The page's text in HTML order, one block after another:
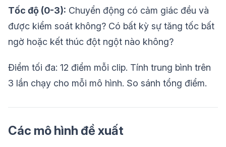
Tốc độ (0-3): Chuyển động có cảm giác đều và
được kiểm soát không? Có bất kỳ sự tăng tốc bất
ngờ hoặc kết thúc đột ngột nào không?
Điểm tối đa: 12 điểm mỗi clip. Tính trung bình trên
3 lần chạy cho mỗi mô hình. So sánh tổng điểm.
Các mô hình đề xuất